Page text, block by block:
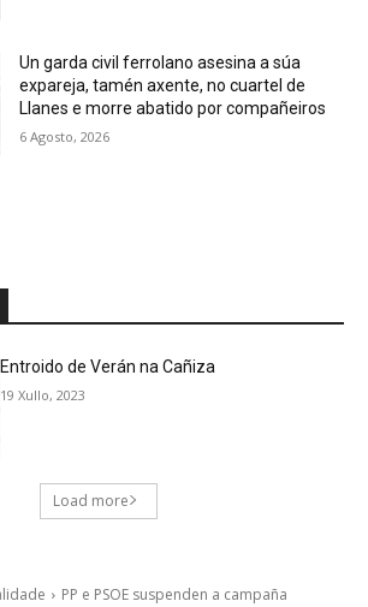
Un garda civil ferrolano asesina a súa
expareja, tamén axente, no cuartel de
Llanes e morre abatido por compañeiros
6 Agosto, 2026
Entroido de Verán na Cañiza
19 Xullo, 2023
Load more